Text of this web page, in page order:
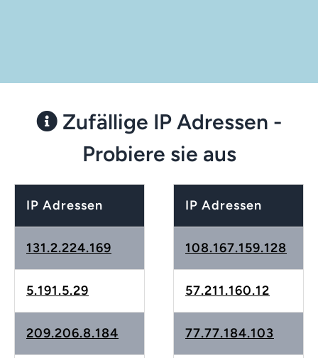
Zufällige IP Adressen -
Probiere sie aus
IP Adressen
131.2.224.169
5.191.5.29
209.206.8.184
IP Adressen
108.167.159.128
57.211.160.12
77.77.184.103